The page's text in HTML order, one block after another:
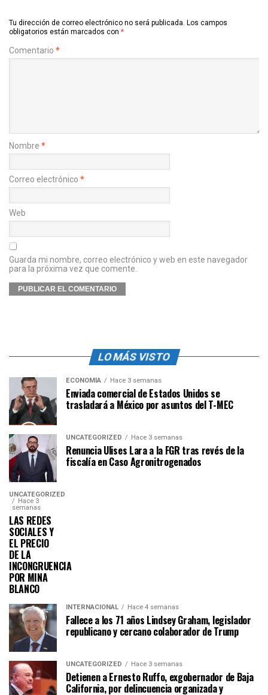
Tu dirección de correo electrónico no será publicada. Los campos
obligatorios están marcados con *
Comentario *
Nombre *
Correo electrónico *
Web
Guarda mi nombre, correo electrónico y web en este navegador
para la próxima vez que comente.
LO MÁS VISTO
ECONOMÍA Hace 3 semanas
Enviada comercial de Estados Unidos se
trasladará a México por asuntos del T-MEC
UNCATEGORIZED Hace 3 semanas
Renuncia Ulises Lara a la FGR tras revés de la
fiscalía en Caso Agronitrogenados
UNCATEGORIZED
Hace 3
semanas
LAS REDES
SOCIALES Y
EL PRECIO
DE LA
INCONGRUENCIA
POR MINA
BLANCO
INTERNACIONAL Hace 4 semanas
Fallece a los 71 años Lindsey Graham, legislador
republicano y cercano colaborador de Trump
UNCATEGORIZED Hace 3 semanas
Detienen a Ernesto Ruffo, exgobernador de Baja
California, por delincuencia organizada y